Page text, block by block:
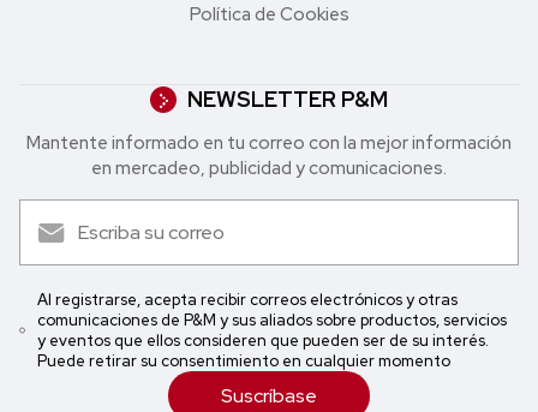
Política de Cookies
NEWSLETTER P&M
Mantente informado en tu correo con la mejor in formación
en mercadeo, publicidad y comunicaciones.
Al registrarse, acepta recibir correos electrónicos y otras
comunicaciones de P&M y sus aliados sobre productos, servicios
y eventos que ellos consideren que pueden ser de su interés.
Puede retirar su consentimiento en cualquier momento
Suscríbase